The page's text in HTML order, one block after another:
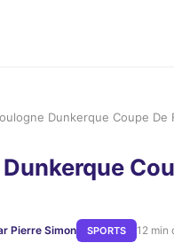
Dunkerque Coupe De
Pierre Simon SPORTS 12 min